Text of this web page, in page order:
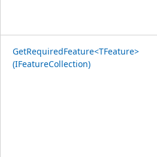
GetRequiredFeature<TFeature>
(IFeatureCollection)